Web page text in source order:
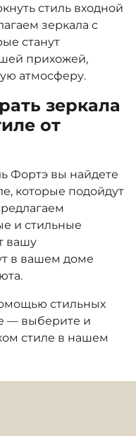
стиль входной
зеркала с
станут
прихожей,
атмосферу.
зеркала
от
Фортэ вы найдете
которые подойдут
и стильные
вашу
в вашем доме
стильных
— выберите и
стиле в нашем